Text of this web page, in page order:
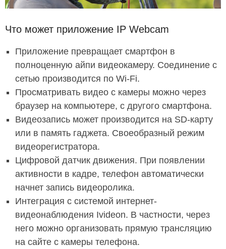
Что может приложение IP Webcam
Приложение превращает смартфон в
полноценную айпи видеокамеру. Соединение с
сетью производится по Wi-Fi.
Просматривать видео с камеры можно через
браузер на компьютере, с другого смартфона.
Видеозапись может производится на SD-карту
или в память гаджета. Своеобразный режим
видеорегистратора.
Цифровой датчик движения. При появлении
активности в кадре, телефон автоматически
начнет запись видеоролика.
Интеграция с системой интернет-
видеонаблюдения Ivideon. В частности, через
него можно организовать прямую трансляцию
на сайте с камеры телефона.